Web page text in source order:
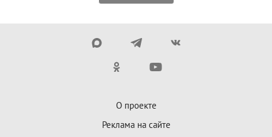
О проекте
Реклама на сайте